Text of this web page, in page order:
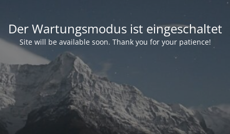
Der Wartungsmodus ist eingeschaltet
Site will be available soon. Thank you for your patience!